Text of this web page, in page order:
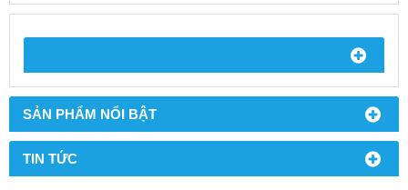
SẢN PHẨM NỔI BẬT
TIN TỨC